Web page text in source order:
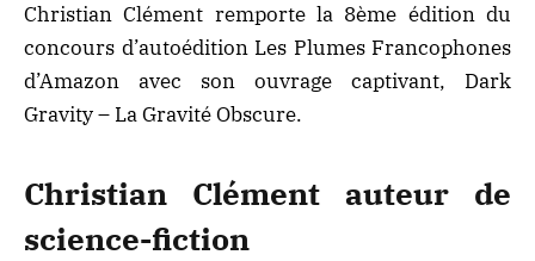
Christian Clément remporte la 8ème édition du
concours d’autoédition Les Plumes Francophones
d’Amazon avec son ouvrage captivant, Dark
Gravity – La Gravité Obscure.
Christian Clément auteur de
science-fiction